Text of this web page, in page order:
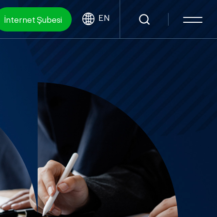
İnternet Şubesi EN